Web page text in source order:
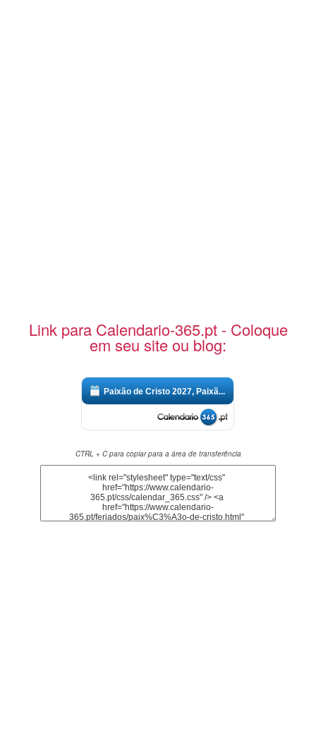
Link para Calendario-365.pt - Coloque
em seu site ou blog:
Paixão de Cristo 2027, Paixã...
CTRL + C para copiar para a área de transferência